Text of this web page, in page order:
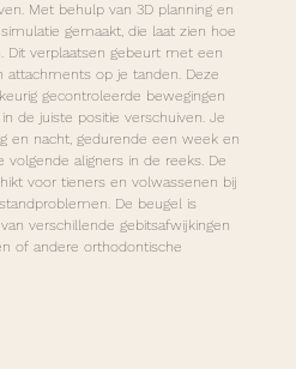
Met behulp van 3D planning en
gemaakt, die laat zien hoe
Dit verplaatsen gebeurt met een
attachments op je tanden. Deze
gecontroleerde bewegingen
de juiste positie verschuiven. Je
en nacht, gedurende een week en
volgende aligners in de reeks. De
voor tieners en volwassenen bij
De beugel is
verschillende gebitsafwijkingen
of andere orthodontische